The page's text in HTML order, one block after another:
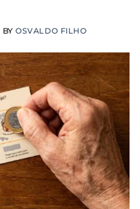
BYOSVALDO FILHO